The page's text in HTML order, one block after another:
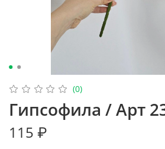
(0)
Гипсофила / Арт
115 ₽